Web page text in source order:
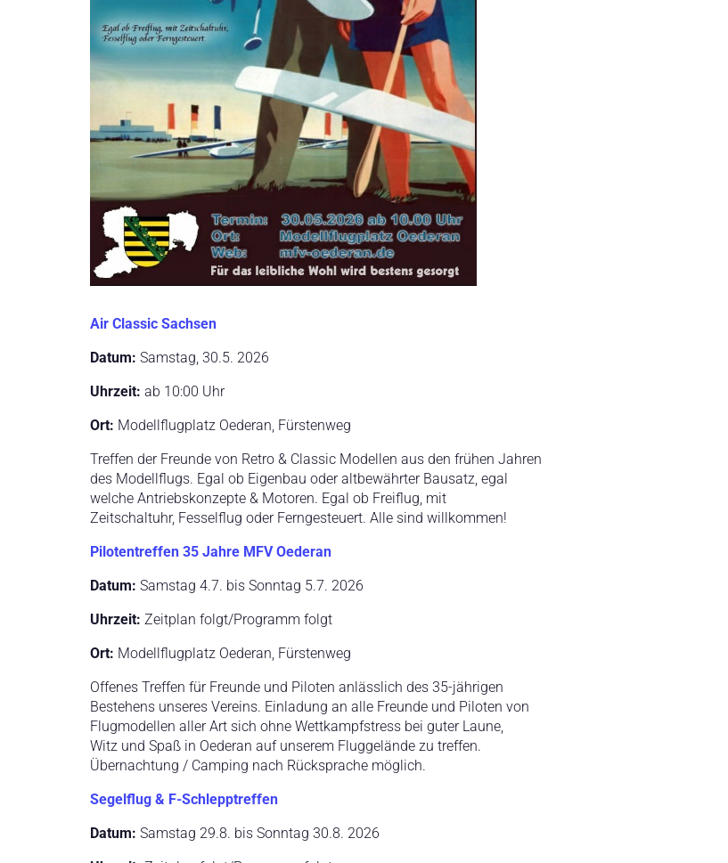
Air Classic Sachsen
Datum: Samstag, 30.5. 2026
Uhrzeit: ab 10:00 Uhr
Ort: Modellflugplatz Oederan, Fürstenweg
Treffen der Freunde von Retro & Classic Modellen aus den frühen Jahren
des Modellflugs. Egal ob Eigenbau oder altbewährter Bausatz, egal
welche Antriebskonzepte & Motoren. Egal ob Freiflug, mit
Zeitschaltuhr, Fesselflug oder Ferngesteuert. Alle sind willkommen!
Pilotentreffen 35 Jahre MFV Oederan
Datum: Samstag 4.7. bis Sonntag 5.7. 2026
Uhrzeit: Zeitplan folgt/Programm folgt
Ort: Modellflugplatz Oederan, Fürstenweg
Offenes Treffen für Freunde und Piloten anlässlich des 35-jährigen
Bestehens unseres Vereins. Einladung an alle Freunde und Piloten von
Flugmodellen aller Art sich ohne Wettkampfstress bei guter Laune,
Witz und Spaß in Oederan auf unserem Fluggelände zu treffen.
Übernachtung / Camping nach Rücksprache möglich.
Segelflug & F-Schlepptreffen
Datum: Samstag 29.8. bis Sonntag 30.8. 2026